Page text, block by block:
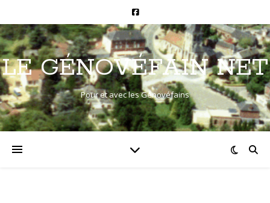
LE GÉNOVÉFAIN NET
Pour et avec les Génovéfains